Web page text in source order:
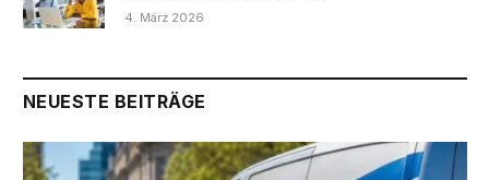
4. März 2026
NEUESTE BEITRÄGE